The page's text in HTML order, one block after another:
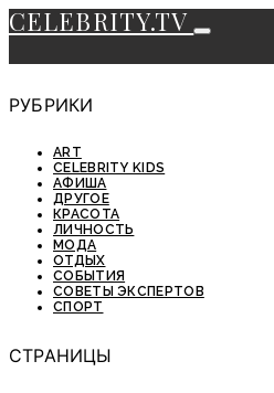
CELEBRITY.TV
РУБРИКИ
ART
CELEBRITY KIDS
АФИША
ДРУГОЕ
КРАСОТА
ЛИЧНОСТЬ
МОДА
ОТДЫХ
СОБЫТИЯ
СОВЕТЫ ЭКСПЕРТОВ
СПОРТ
СТРАНИЦЫ